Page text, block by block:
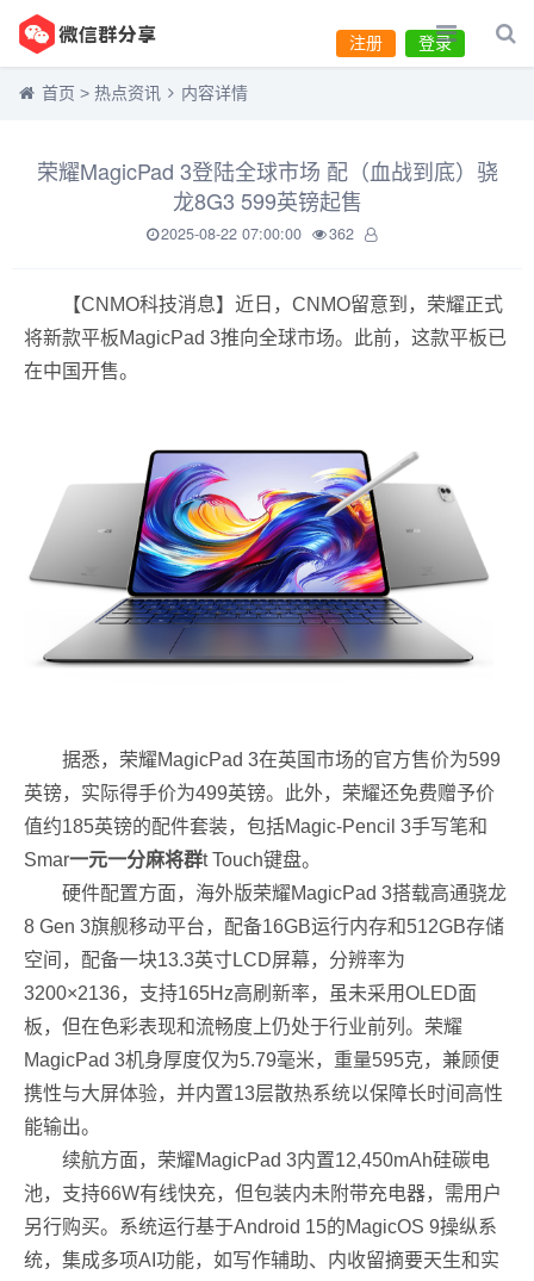
登录
注册
首页 > 热点资讯 内容详情
荣耀MagicPad 3登陆全球市场 配（血战到底）骁
龙8G3 599英镑起售
2025-08-22 07:00:00 362
【CNMO科技消息】近日，CNMO留意到，荣耀正式
将新款平板MagicPad 3推向全球市场。此前，这款平板已
在中国开售。
据悉，荣耀MagicPad 3在英国市场的官方售价为599
英镑，实际得手价为499英镑。此外，荣耀还免费赠予价
值约185英镑的配件套装，包括Magic-Pencil 3手写笔和
Smar一元一分麻将群t Touch键盘。
硬件配置方面，海外版荣耀MagicPad 3搭载高通骁龙
8 Gen 3旗舰移动平台，配备16GB运行内存和512GB存储
空间，配备一块13.3英寸LCD屏幕，分辨率为
3200×2136，支持165Hz高刷新率，虽未采用OLED面
板，但在色彩表现和流畅度上仍处于行业前列。荣耀
MagicPad 3机身厚度仅为5.79毫米，重量595克，兼顾便
携性与大屏体验，并内置13层散热系统以保障长时间高性
能输出。
续航方面，荣耀MagicPad 3内置12,450mAh硅碳电
池，支持66W有线快充，但包装内未附带充电器，需用户
另行购买。系统运行基于Android 15的MagicOS 9操纵系
统，集成多项AI功能，如写作辅助、内收留摘要天生和实